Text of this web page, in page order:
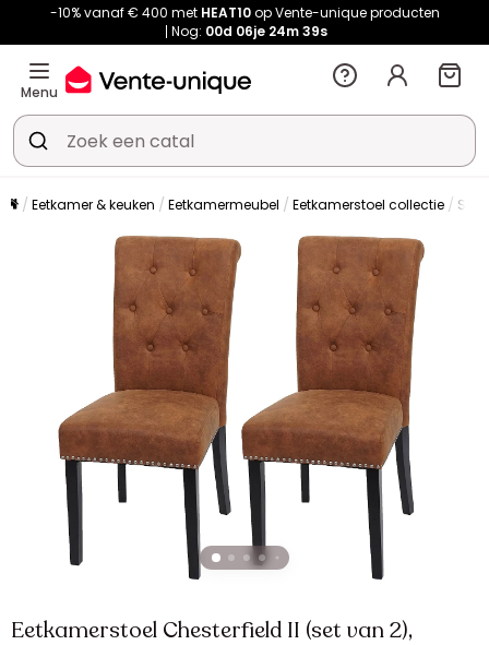
-10% vanaf € 400 met HEAT10op Vente-unique producten
Nog: 00d 06je 24m39s
Menu
Eetkamer & keuken Eetkamermeubel Eetkamerstoel collectie Stoel
Eetkamerstoel Chesterfield II (set van 2),